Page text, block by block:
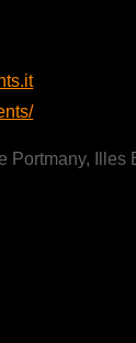
Portmany, Illes